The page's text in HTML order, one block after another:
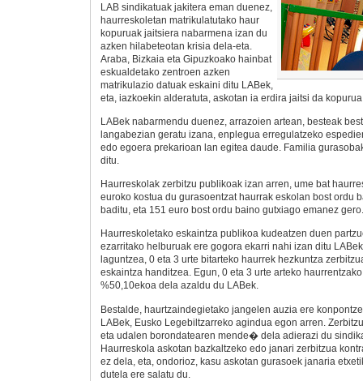
LAB sindikatuak jakitera eman duenez,
haurreskoletan matrikulatutako haur
kopuruak jaitsiera nabarmena izan du
azken hilabeteotan krisia dela-eta.
Araba, Bizkaia eta Gipuzkoako hainbat
eskualdetako zentroen azken
matrikulazio datuak eskaini ditu LABek,
eta, iazkoekin alderatuta, askotan ia erdira jaitsi da
LABek nabarmendu duenez, arrazoien artean, besteak
langabezian geratu izana, enplegua erregulatzeko
edo egoera prekarioan lan egitea daude. Familia
ditu.
Haurreskolak zerbitzu publikoak izan arren, ume bat
euroko kostua du gurasoentzat haurrak eskolan bost ordu
baditu, eta 151 euro bost ordu baino gutxiago emanez gero.
Haurreskoletako eskaintza publikoa kudeatzen duen
ezarritako helburuak ere gogora ekarri nahi izan ditu
laguntzea, 0 eta 3 urte bitarteko haurrek hezkuntza
eskaintza handitzea. Egun, 0 eta 3 urte arteko
%50,10ekoa dela azaldu du LABek.
Bestalde, haurtzaindegietako jangelen auzia ere
LABek, Eusko Legebiltzarreko agindua egon arren.
eta udalen borondatearen mende� dela adierazi du
Haurreskola askotan bazkaltzeko edo janari zerbitzua
ez dela, eta, ondorioz, kasu askotan gurasoek janaria
dutela ere salatu du.